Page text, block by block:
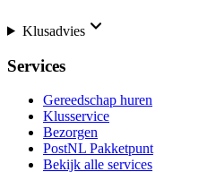
Klusadvies
Services
Gereedschap huren
Klusservice
Bezorgen
PostNL Pakketpunt
Bekijk alle services